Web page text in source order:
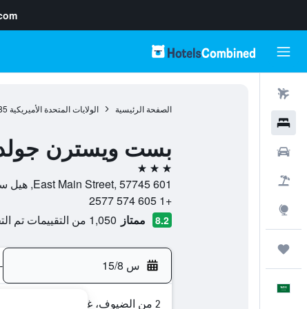
الصفحة الرئيسية الولايات المتحدة الأميريكية
بست ويسترن
3 نجوم
601 East Main Street, 57745, هيل ستي, داكوتا الجنوبية, الولايات المتحدة الأميريكية
+1 605 574 2577
8.2 ممتاز 1,050 من التقييمات تم التحقق منها
س 15/8 -
2 من الضيوف، غرفة واحدة